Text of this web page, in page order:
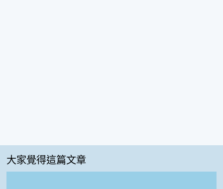
大家覺得這篇文章